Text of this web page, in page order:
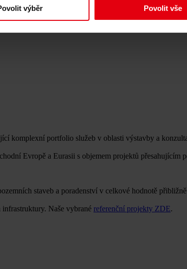
výběr Povolit vše
komplexní portfolio služeb v oblasti výstavby a
Evropě a Eurasii s objemem projektů
staveb a poradenství v celkové hodnotě
Naše vybrané referenční projekty ZDE.